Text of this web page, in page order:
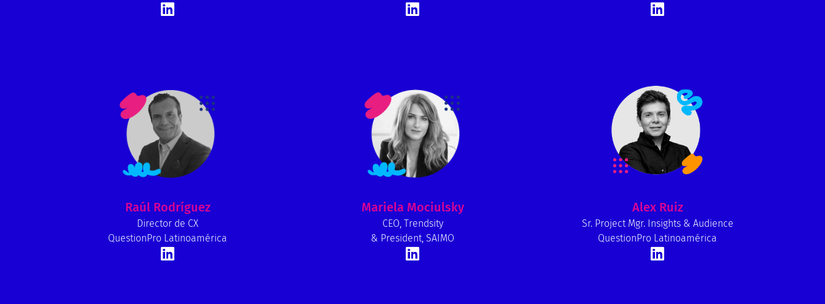
Raúl Rodríguez
Director de CX
QuestionPro Latinoamérica
Mariela Mociulsky
CEO, Trendsity
& President, SAIMO
Alex Ruiz
Sr. Project Mgr. Insights & Audience
QuestionPro Latinoamérica